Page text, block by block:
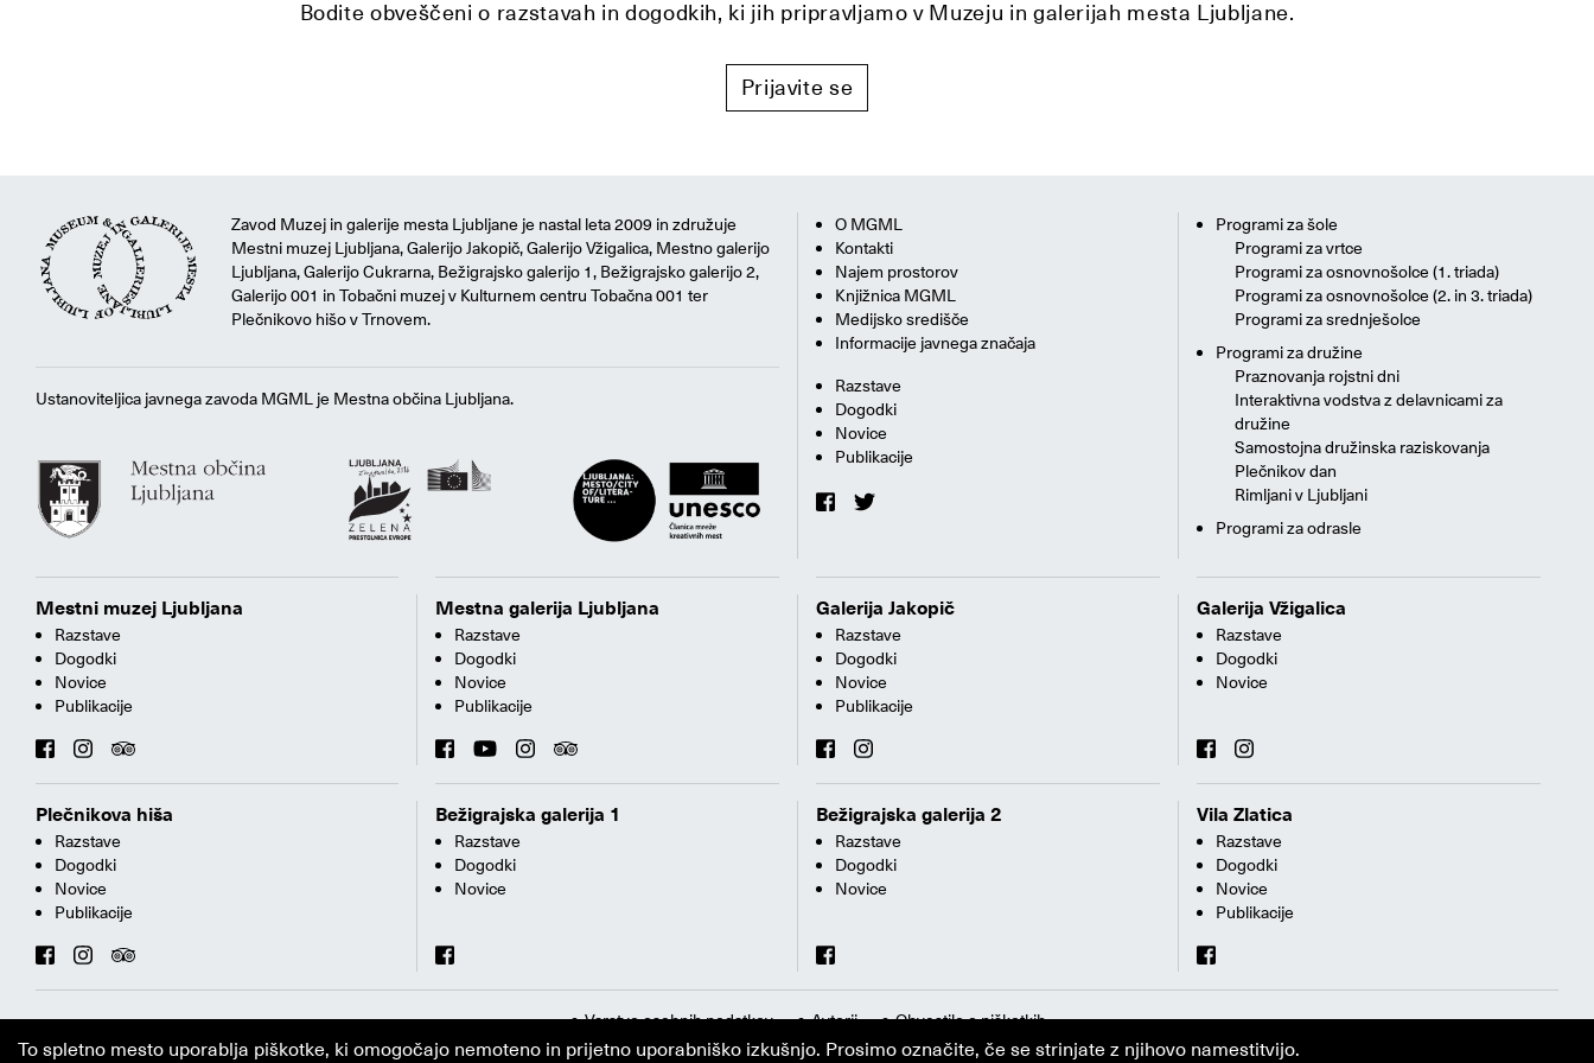
Bodite obveščeni o razstavah in dogodkih, ki jih pripravljamo v Muzeju in galerijah mesta Ljubljane.
Prijavite se
Zavod Muzej in galerije mesta Ljubljane je nastal leta 2009 in združuje
Mestni muzej Ljubljana, Galerijo Jakopič, Galerijo Vžigalica, Mestno galerijo
Ljubljana, Galerijo Cukrarna, Bežigrajsko galerijo 1, Bežigrajsko galerijo 2,
Galerijo 001 in Tobačni muzej v Kulturnem centru Tobačna 001 ter
Plečnikovo hišo v Trnovem.
Ustanoviteljica javnega zavoda MGML je Mestna občina Ljubljana.
O MGML
Kontakti
Najem prostorov
Knjižnica MGML
Medijsko središče
Informacije javnega značaja
Razstave
Dogodki
Novice
Publikacije
Programi za šole
Programi za vrtce
Programi za osnovnošolce (1. triada)
Programi za osnovnošolce (2. in 3. triada)
Programi za srednješolce
Programi za družine
Praznovanja rojstni dni
Interaktivna vodstva z delavnicami za
družine
Samostojna družinska raziskovanja
Plečnikov dan
Rimljani v Ljubljani
Programi za odrasle
Mestni muzej Ljubljana
Razstave
Dogodki
Novice
Publikacije
Mestna galerija Ljubljana
Razstave
Dogodki
Novice
Publikacije
Galerija Jakopič
Razstave
Dogodki
Novice
Publikacije
Galerija Vžigalica
Razstave
Dogodki
Novice
Plečnikova hiša
Razstave
Dogodki
Novice
Publikacije
Bežigrajska galerija 1
Razstave
Dogodki
Novice
Bežigrajska galerija 2
Razstave
Dogodki
Novice
Vila Zlatica
Razstave
Dogodki
Novice
Publikacije
Varstvo osebnih podatkov Avtorji Obvestilo o piškotkih
To spletno mesto uporablja piškotke, ki omogočajo nemoteno in prijetno uporabniško izkušnjo. Prosimo označite, če se strinjate z njihovo namestitvijo.